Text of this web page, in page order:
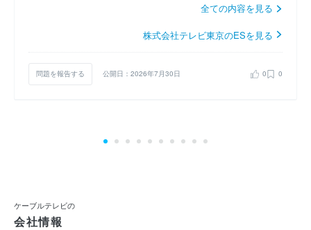
全ての内容を見る
株式会社テレビ東京のESを見る
問題を報告する 公開日：2026年7月30日 0 0
ケーブルテレビの
会社情報